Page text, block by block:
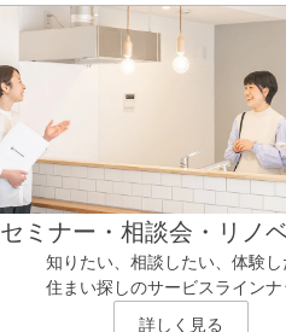
セミナー・相談会・リノ
知りたい、相談したい、体験し
住まい探しのサービスラインナ
詳しく見る